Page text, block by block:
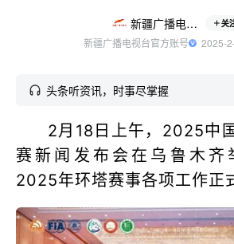
新疆广播电视台 关
新疆广播电视台官方账号
2025-
头条听资讯，时事尽掌握
2月18日上午，2025中
赛新闻发布会在乌鲁木齐
2025年环塔赛事各项工作正